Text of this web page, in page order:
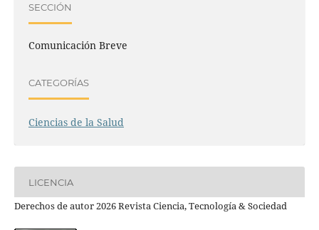
SECCIÓN
Comunicación Breve
CATEGORÍAS
Ciencias de la Salud
LICENCIA
Derechos de autor 2026 Revista Ciencia, Tecnología & Sociedad